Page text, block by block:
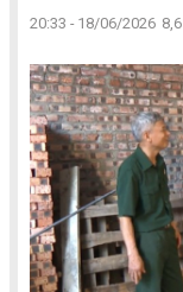
20:33 - 18/06/2026